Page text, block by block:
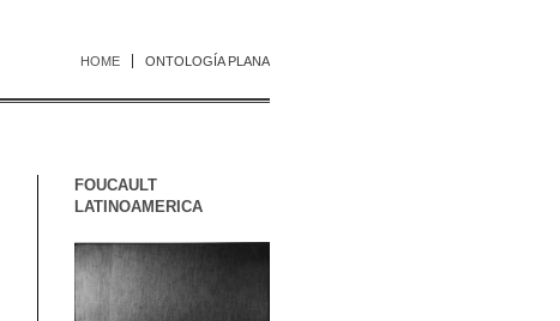
HOME ONTOLOGÍA PLANA
FOUCAULT
LATINOAMERICA